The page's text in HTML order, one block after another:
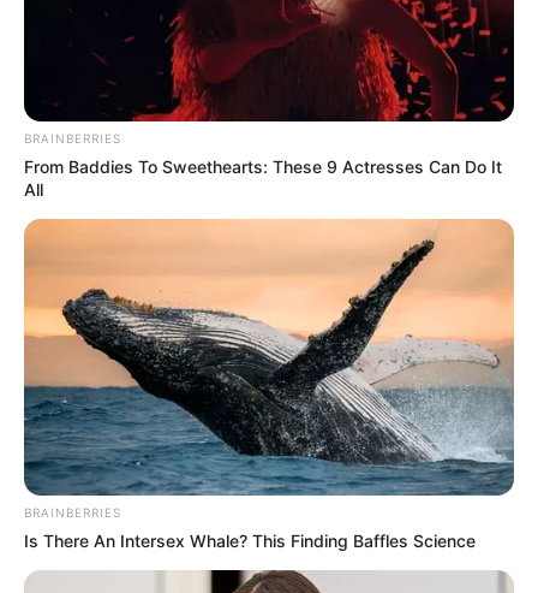
ΣΠΑΜΕ ΤΟ ΜΑΤΡΙΞ – ΤΟ ΒΙΒΛΙΟ
BRAINBERRIES
From Baddies To Sweethearts: These 9 Actresses Can Do It
All
BRAINBERRIES
Is There An Intersex Whale? This Finding Baffles Science